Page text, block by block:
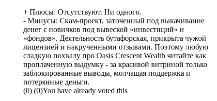
+ Плюсы: Отсутствуют. Ни одного.
- Минусы: Скам-проект, заточенный под выкачивание
денег с новичков под вывеской «инвестиций» и
«фондов». Деятельность бутафорская, прикрыта чужой
лицензией и накрученными отзывами. Поэтому любую
сладкую похвалу про Oasis Crescent Wealth читайте как
проплаченную выдумку - за красивой витриной только
заблокированные выводы, молчащая поддержка и
потерянные деньги.
(0) (0)You have already voted this